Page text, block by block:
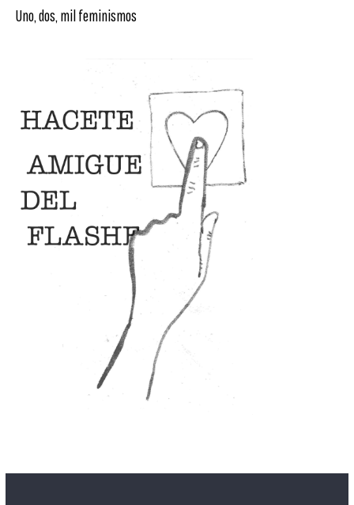
Uno, dos, mil feminismos